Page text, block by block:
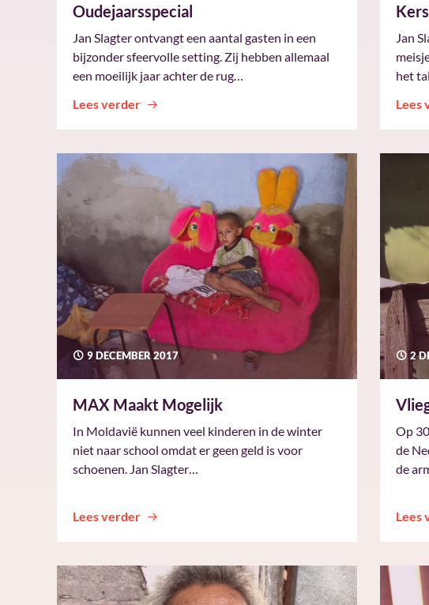
Oudejaarsspecial
Jan Slagter ontvangt een aantal gasten in een
bijzonder sfeervolle setting. Zij hebben allemaal
een moeilijk jaar achter de rug…
Lees verder
Jan
het
Lees
9 DECEMBER 2017
MAX Maakt Mogelijk
In Moldavië kunnen veel kinderen in de winter
niet naar school omdat er geen geld is voor
schoenen. Jan Slagter…
Lees verder
2
Op
de
de
Lees